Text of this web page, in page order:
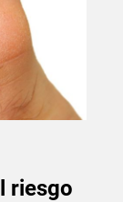
riesgo